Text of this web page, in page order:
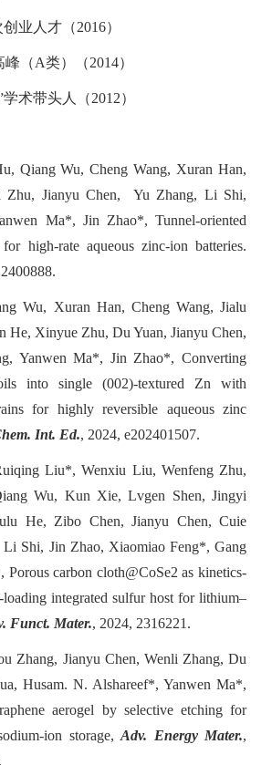
业人才（2016）
峰（A类）（2014）
术带头人（2012）
Qiang Wu, Cheng Wang, Xuran Han,
Jianyu Chen, Yu Zhang, Li Shi,
Ma*, Jin Zhao*, Tunnel-oriented
high-rate aqueous zinc-ion batteries.
Wu, Xuran Han, Cheng Wang, Jialu
He, Xinyue Zhu, Du Yuan, Jianyu Chen,
Yanwen Ma*, Jin Zhao*, Converting
into single (002)-textured Zn with
for highly reversible aqueous zinc
Int. Ed., 2024, e202401507.
Liu*, Wenxiu Liu, Wenfeng Zhu,
Wu, Kun Xie, Lvgen Shen, Jingyi
He, Zibo Chen, Jianyu Chen, Cuie
Shi, Jin Zhao, Xiaomiao Feng*, Gang
carbon cloth@CoSe2 as kinetics-
loading integrated sulfur host for lithium–
Funct. Mater., 2024, 2316221.
Zhang, Jianyu Chen, Wenli Zhang, Du
Husam. N. Alshareef*, Yanwen Ma*,
aerogel by selective etching for
ion storage,Adv. Energy Mater.,